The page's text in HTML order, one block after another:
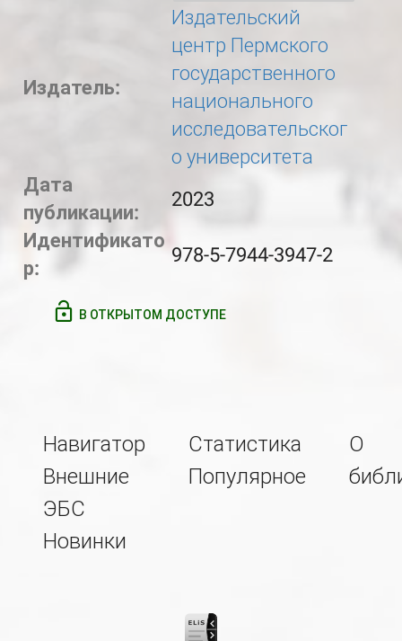
Издатель:
Издательский
центр Пермского
государственного
национального
исследовательског
о университета
Дата
публикации:
2023
Идентификато
р:
978-5-7944-3947-2
В ОТКРЫТОМ ДОСТУПЕ
Навигатор
Внешние
ЭБС
Новинки
Статистика
Популярное
О